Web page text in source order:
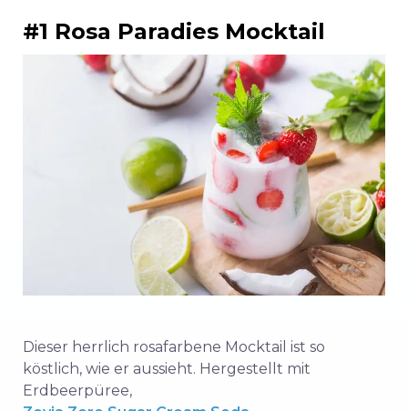
#1 Rosa Paradies Mocktail
Dieser herrlich rosafarbene Mocktail ist so
köstlich, wie er aussieht. Hergestellt mit
Erdbeerpüree,